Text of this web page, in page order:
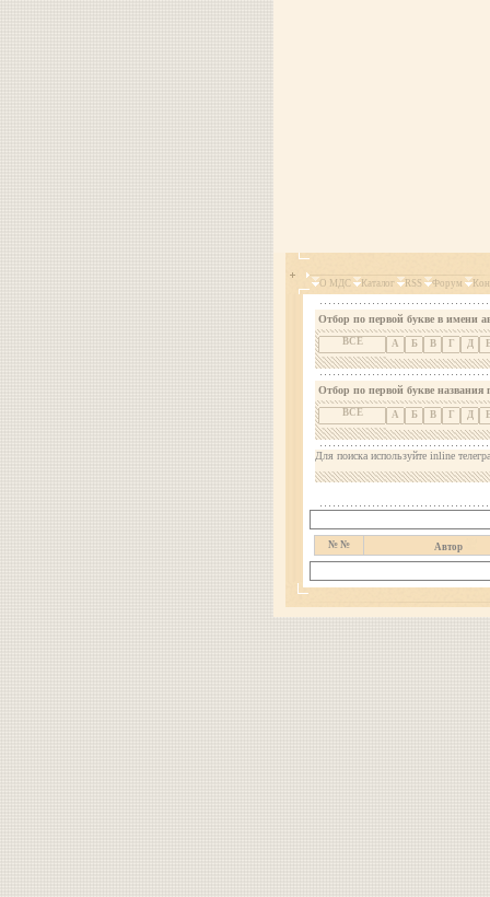
О МДС Каталог RSS Форум
Отбор по первой букве в имени
ВСЕ А Б В Г Д
Отбор по первой букве названия
ВСЕ А Б В Г Д
Для поиска используйте inline
№ № Автор